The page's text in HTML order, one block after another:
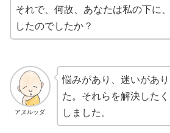
それで、何故、あなたは私の下に
したのでしたか？
アヌルッダ
悩みがあり、迷いがあ
た。それらを解決した
しました。